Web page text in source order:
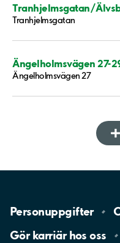
Tranhjelmsgatan/
Tranhjelmsgatan
Ängelholmsvägen 27-
Ängelholmsvägen 27
Personuppgifter
Gör karriär hososs